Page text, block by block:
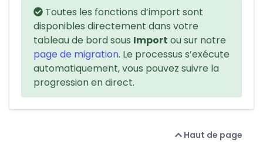
Toutes les fonctions d’import sont
disponibles directement dans votre
tableau de bord sous Import ou sur notre
page de migration. Le processus s’exécute
automatiquement, vous pouvez suivre la
progression en direct.
Haut de page